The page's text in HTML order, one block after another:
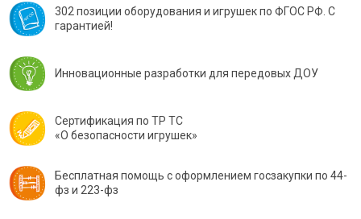
302 позиции оборудования и игрушек по ФГОС РФ. С
гарантией!
Инновационные разработки для передовых ДОУ
Сертификация по ТР ТС
«О безопасности игрушек»
Бесплатная помощь с оформлением госзакупки по 44-
фз и 223-фз